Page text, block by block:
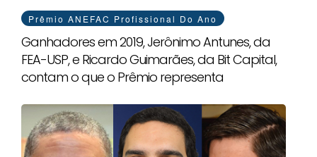
Prêmio ANEFAC Profissional Do Ano
Ganhadores em 2019, Jerônimo Antunes, da
FEA-USP, e Ricardo Guimarães, da Bit Capital,
contam o que o Prêmio representa